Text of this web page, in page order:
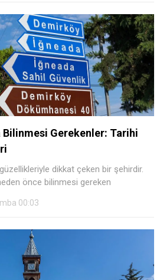
Bilinmesi Gerekenler: Tarihi
dikkat çeken bir şehirdir.
önce bilinmesi gereken
00:03